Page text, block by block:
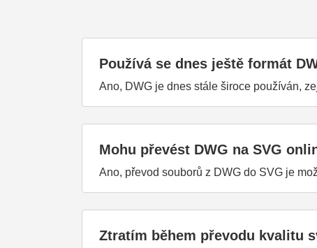
Používá se dnes ještě formát
Ano, DWG je dnes stále široce používán,
Mohu převést DWG na SVG
Ano, převod souborů z DWG do SVG je
Ztratím během převodu kvalitu